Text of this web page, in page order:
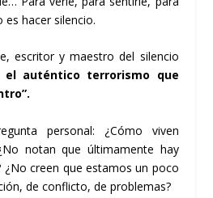
hacer silencio.
escritor y maestro del silencio
el auténtico terrorismo que
.
personal: ¿Cómo viven
notan que últimamente hay
creen que estamos un poco
de conflicto, de problemas?